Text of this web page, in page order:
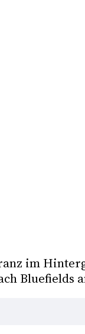
im
Bluefields